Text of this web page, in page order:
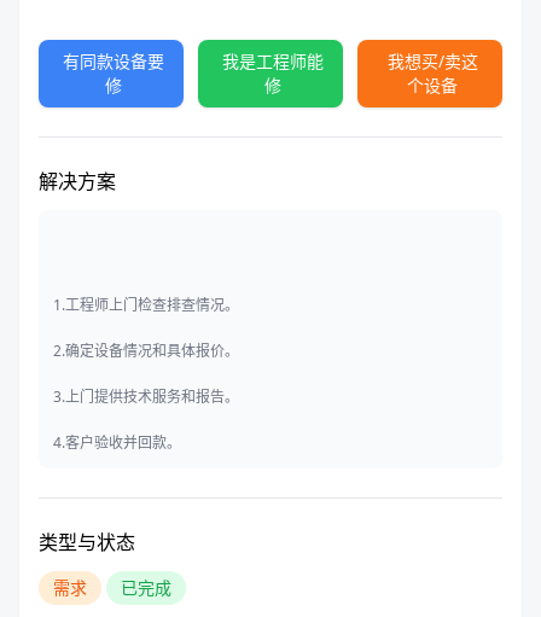
有同款设备要
修
我是工程师能
修
我想买/卖这
个设备
解决方案
1.工程师上门检查排查情况。
2.确定设备情况和具体报价。
3.上门提供技术服务和报告。
4.客户验收并回款。
类型与状态
需求 已完成